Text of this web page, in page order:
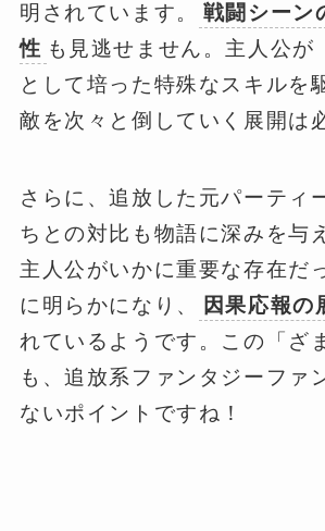
明されています。
戦闘シーン
性 も見逃せません。主人公が
として培った特殊なスキルを
敵を次々と倒していく展開は
さらに、追放した元パーティ
ちとの対比も物語に深みを与
主人公がいかに重要な存在だ
に明らかになり、
因果応報の
れているようです。この「ざ
も、追放系ファンタジーファ
ないポイントですね！